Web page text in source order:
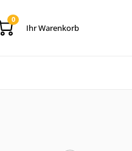
0
Ihr Warenkorb